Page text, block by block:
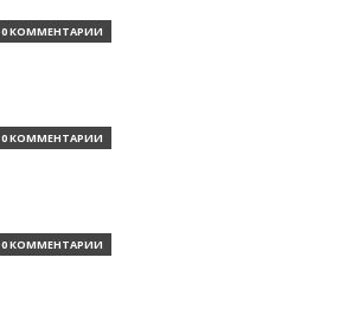
0 КОММЕНТАРИИ
0 КОММЕНТАРИИ
0 КОММЕНТАРИИ